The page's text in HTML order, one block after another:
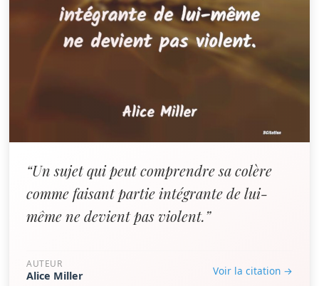
“Un sujet qui peut comprendre sa colère
comme faisant partie intégrante de lui-
même ne devient pas violent.”
AUTEUR
Alice Miller Voir la citation →